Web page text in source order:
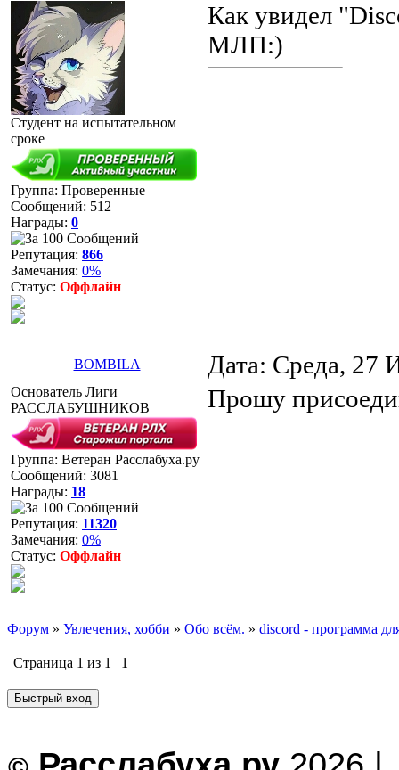
Студент на испытательном
сроке
Группа: Проверенные
Сообщений: 512
Награды: 0
Репутация: 866
Замечания: 0%
Статус: Оффлайн
Как увидел
МЛП:)
BOMBILA Дата: Среда, 27
Основатель Лиги
РАССЛАБУШНИКОВ
Группа: Ветеран Расслабуха.ру
Сообщений: 3081
Награды: 18
Репутация: 11320
Замечания: 0%
Статус: Оффлайн
Прошу
Форум » Увлечения, хобби » Обо всём. » discord - программа
Страница 1 из 1 1